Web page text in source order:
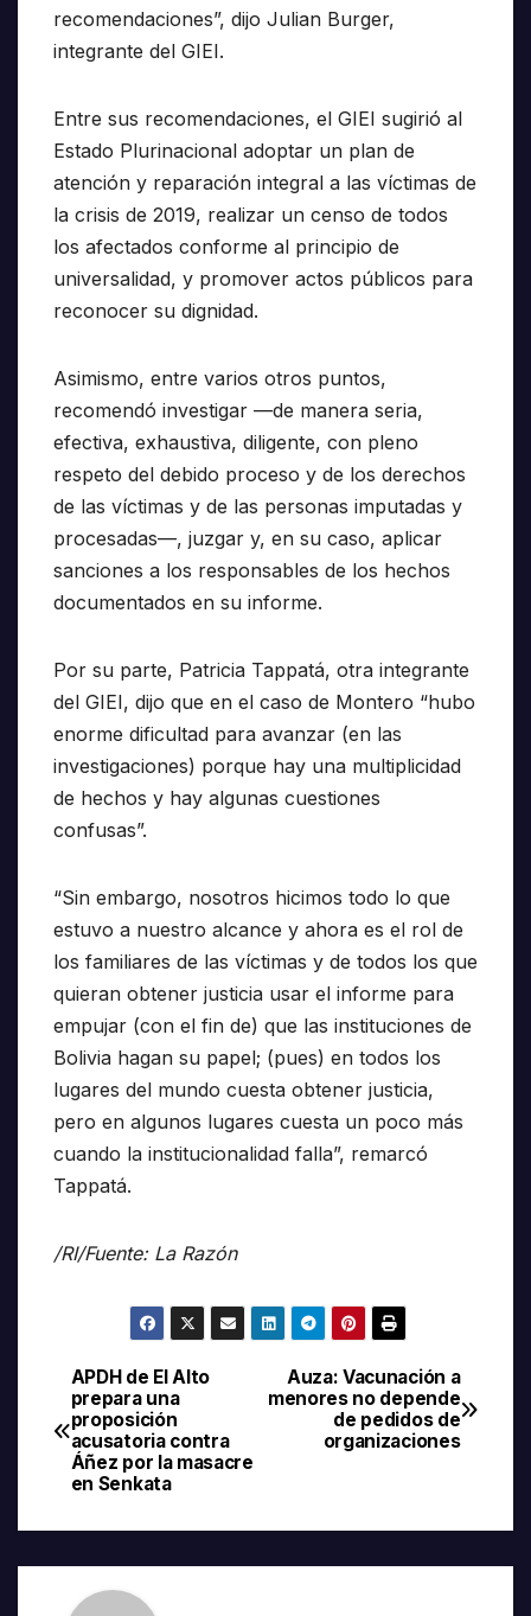
recomendaciones”, dijo Julian Burger,
integrante del GIEI.
Entre sus recomendaciones, el GIEI sugirió al
Estado Plurinacional adoptar un plan de
atención y reparación integral a las víctimas de
la crisis de 2019, realizar un censo de todos
los afectados conforme al principio de
universalidad, y promover actos públicos para
reconocer su dignidad.
Asimismo, entre varios otros puntos,
recomendó investigar —de manera seria,
efectiva, exhaustiva, diligente, con pleno
respeto del debido proceso y de los derechos
de las víctimas y de las personas imputadas y
procesadas—, juzgar y, en su caso, aplicar
sanciones a los responsables de los hechos
documentados en su informe.
Por su parte, Patricia Tappatá, otra integrante
del GIEI, dijo que en el caso de Montero “hubo
enorme dificultad para avanzar (en las
investigaciones) porque hay una multiplicidad
de hechos y hay algunas cuestiones
confusas”.
“Sin embargo, nosotros hicimos todo lo que
estuvo a nuestro alcance y ahora es el rol de
los familiares de las víctimas y de todos los que
quieran obtener justicia usar el informe para
empujar (con el fin de) que las instituciones de
Bolivia hagan su papel; (pues) en todos los
lugares del mundo cuesta obtener justicia,
pero en algunos lugares cuesta un poco más
cuando la institucionalidad falla”, remarcó
Tappatá.
/RI/Fuente: La Razón
Navegación
de
entradas
Auza: Vacunación a
menores no depende
de pedidos de
organizaciones
APDH de El Alto
prepara una
proposición
acusatoria contra
Áñez por la masacre
en Senkata